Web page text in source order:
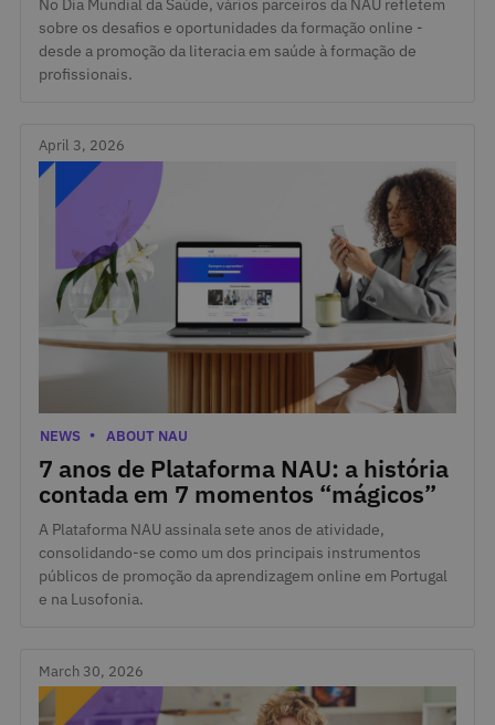
sobre os desafios e oportunidades da formação online -
desde a promoção da literacia em saúde à formação de
profissionais.
April 3, 2026
7 anos de Plataforma NAU: a história
contada em 7 momentos “mágicos”
April 3, 2026
Categories
NEWS ABOUT NAU
A Plataforma NAU assinala sete anos de atividade,
consolidando-se como um dos principais instrumentos
públicos de promoção da aprendizagem online em Portugal
e na Lusofonia.
March 30, 2026